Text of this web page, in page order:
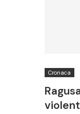
Cronaca